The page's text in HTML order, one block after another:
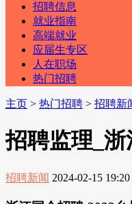
招聘信息
就业指南
高端就业
应届生专区
人在职场
热门招聘
主页 > 热门招聘 > 招聘新
招聘监理_
招聘新闻 2024-02-15 19:20